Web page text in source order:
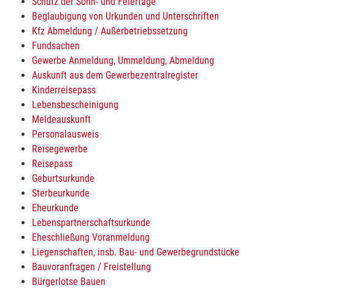
Beglaubigung von Urkunden und Unterschriften
Kfz Abmeldung / Außerbetriebssetzung
Fundsachen
Gewerbe Anmeldung, Ummeldung, Abmeldung
Auskunft aus dem Gewerbezentralregister
Kinderreisepass
Lebensbescheinigung
Meldeauskunft
Personalausweis
Reisegewerbe
Reisepass
Geburtsurkunde
Sterbeurkunde
Eheurkunde
Lebenspartnerschaftsurkunde
Eheschließung Voranmeldung
Liegenschaften, insb. Bau- und Gewerbegrundstücke
Bauvoranfragen / Freistellung
Bürgerlotse Bauen